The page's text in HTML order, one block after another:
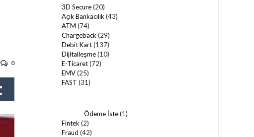
0
3D Secure(20)
Açık Bankacılık (43)
ATM (74)
Chargeback (29)
Debit Kart(137)
Dijitalleşme(10)
E-Ticaret(72)
EMV(25)
FAST (31)
Ödeme İste(1)
Fintek (2)
Fraud (42)